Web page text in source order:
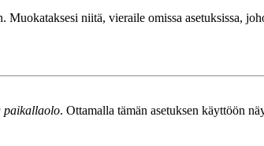
niitä, vieraile omissa asetuksissa,
paikallaolo. Ottamalla tämän asetuksen käyttöön